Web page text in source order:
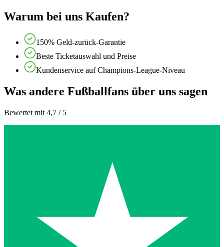
Warum bei uns Kaufen?
150% Geld-zurück-Garantie
Beste Ticketauswahl und Preise
Kundenservice auf Champions-League-Niveau
Was andere Fußballfans über uns sagen
Bewertet mit 4,7 / 5